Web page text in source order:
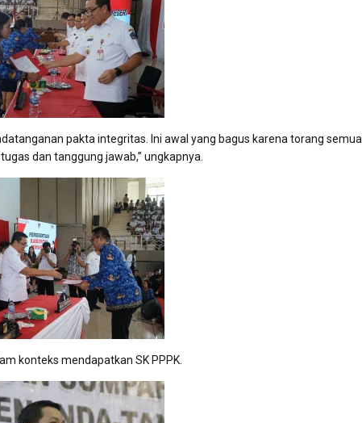
pakta integritas. Ini awal yang bagus karena torang semua
dan tanggung jawab,” ungkapnya.
konteks mendapatkan SK PPPK.